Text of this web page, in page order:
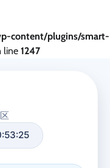
content/plugins/smart-
line 1247